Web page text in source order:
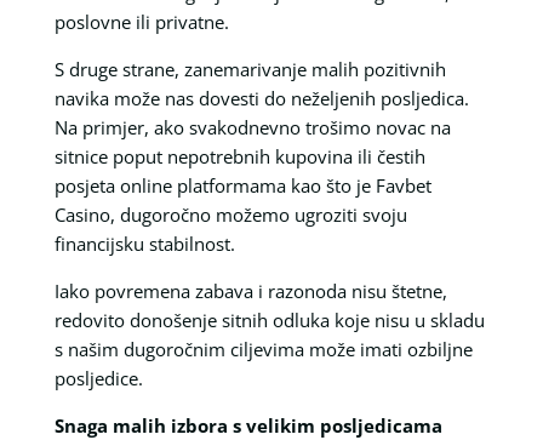
poslovne ili privatne.
S druge strane, zanemarivanje malih pozitivnih
navika može nas dovesti do neželjenih posljedica.
Na primjer, ako svakodnevno trošimo novac na
sitnice poput nepotrebnih kupovina ili čestih
posjeta online platformama kao što je Favbet
Casino, dugoročno možemo ugroziti svoju
financijsku stabilnost.
Iako povremena zabava i razonoda nisu štetne,
redovito donošenje sitnih odluka koje nisu u skladu
s našim dugoročnim ciljevima može imati ozbiljne
posljedice.
Snaga malih izbora s velikim posljedicama